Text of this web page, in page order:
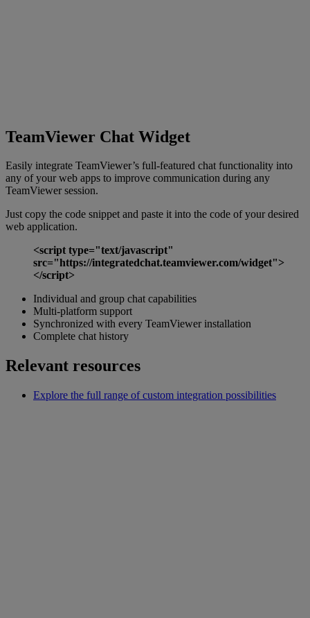
TeamViewer Chat Widget
Easily integrate TeamViewer’s full-featured chat functionality into
any of your web apps to improve communication during any
TeamViewer session.
Just copy the code snippet and paste it into the code of your desired
web application.
<script type="text/javascript"
src="https://integratedchat.teamviewer.com/widget">
</script>
Individual and group chat capabilities
Multi-platform support
Synchronized with every TeamViewer installation
Complete chat history
Relevant resources
Explore the full range of custom integration possibilities